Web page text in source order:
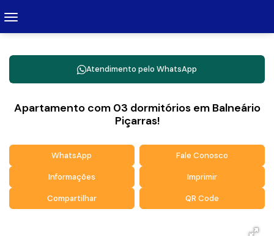
Atendimento pelo WhatsApp
Apartamento com 03 dormitórios em Balneário
Piçarras!
WhatsApp Fale Conosco
Informações Imprimir
Compartilhar QR Code